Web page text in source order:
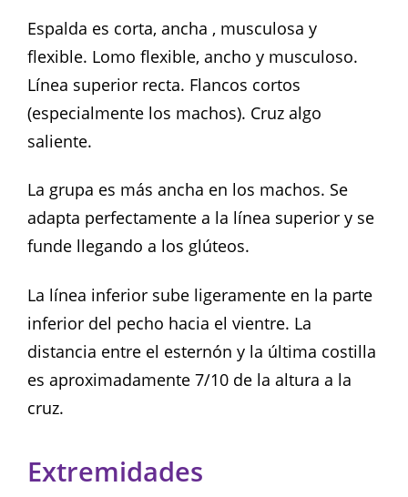
Espalda es corta, ancha , musculosa y
flexible. Lomo flexible, ancho y musculoso.
Línea superior recta. Flancos cortos
(especialmente los machos). Cruz algo
saliente.
La grupa es más ancha en los machos. Se
adapta perfectamente a la línea superior y se
funde llegando a los glúteos.
La línea inferior sube ligeramente en la parte
inferior del pecho hacia el vientre. La
distancia entre el esternón y la última costilla
es aproximadamente 7/10 de la altura a la
cruz.
Extremidades